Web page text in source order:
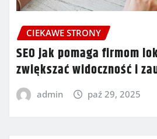
CIEKAWE STRONY
SEO jak pomaga firmom
zwiększać widoczność i
admin paź 29, 2025